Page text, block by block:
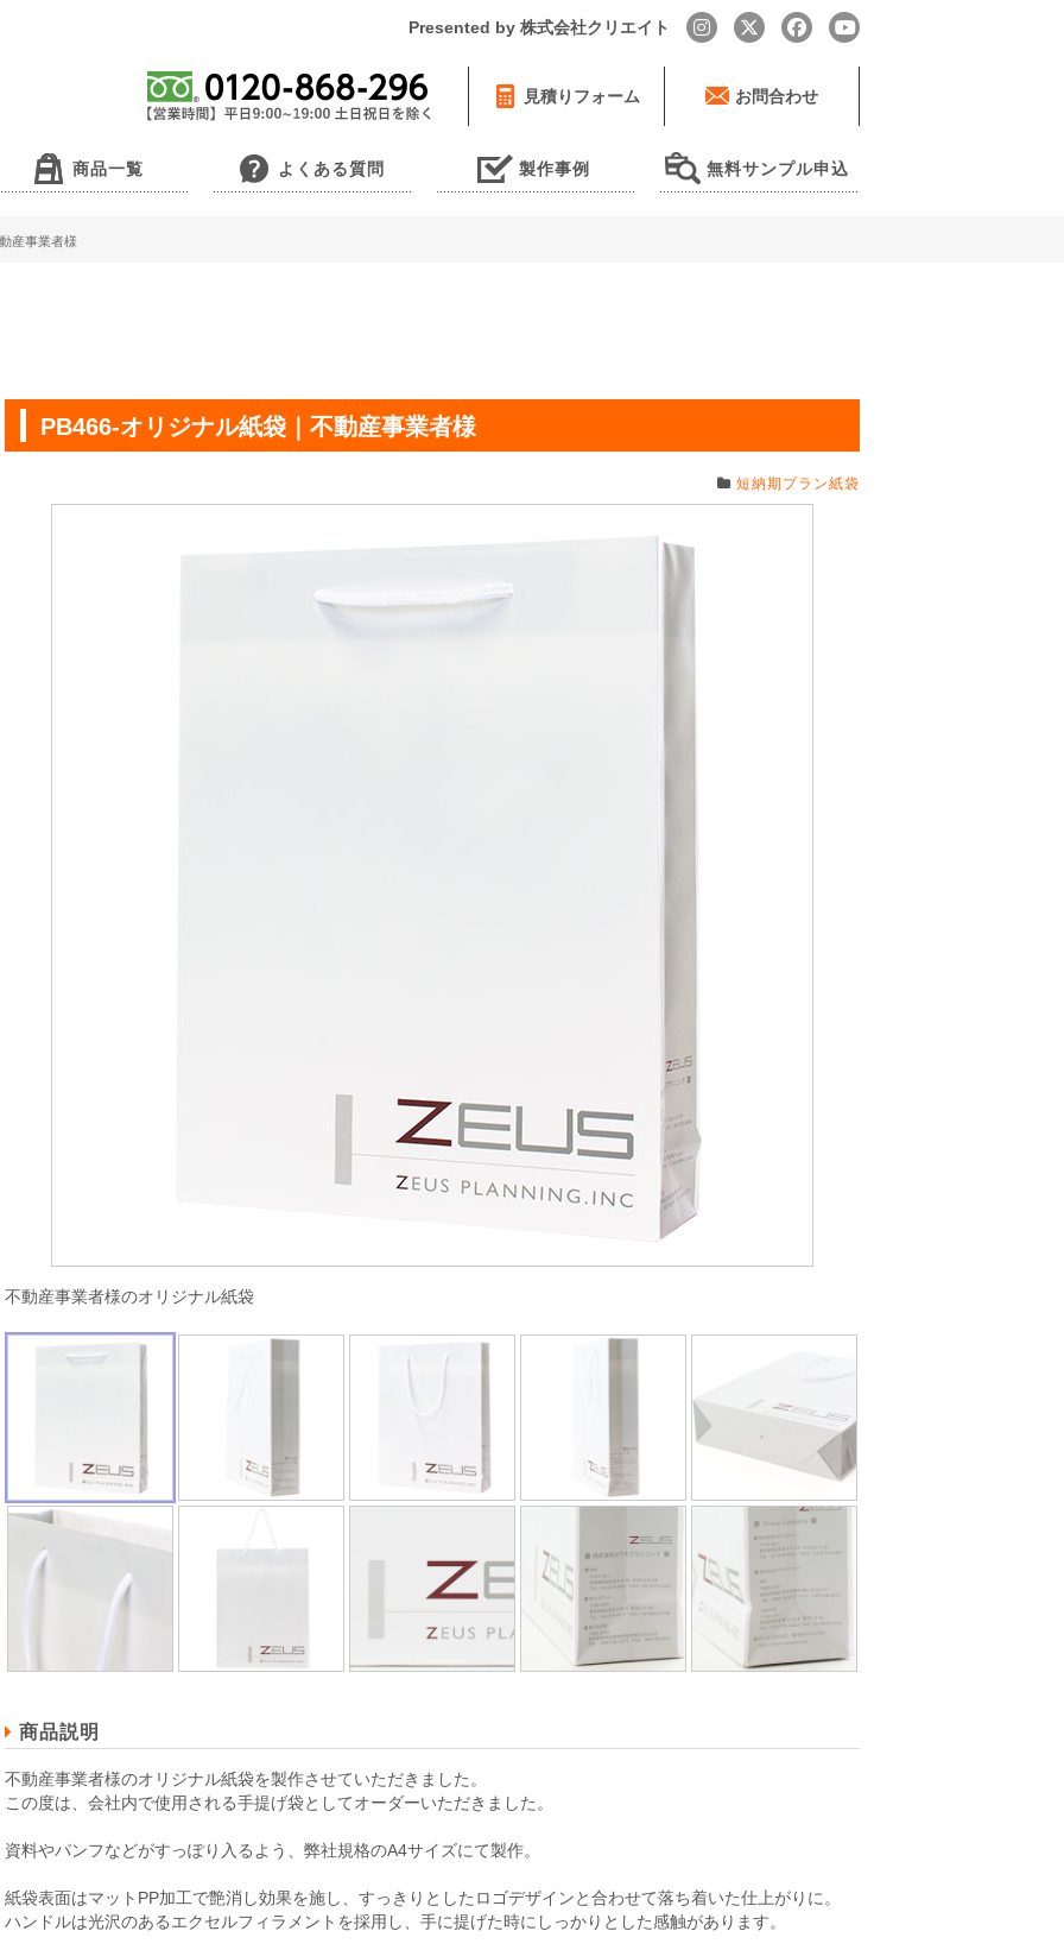
Presented by 株式会社クリエイト
見積りフォーム お問合わせ
商品一覧 よくある質問 製作事例 無料サンプル申込
産事業者様
PB466-オリジナル紙袋｜不動産事業者様
短納期プラン紙袋
不動産事業者様のオリジナル紙袋
商品説明
不動産事業者様のオリジナル紙袋を製作させていただきました。
この度は、会社内で使用される手提げ袋としてオーダーいただきました。
資料やパンフなどがすっぽり入るよう、弊社規格のA4サイズにて製作。
紙袋表面はマットPP加工で艶消し効果を施し、すっきりとしたロゴデザインと合わせて落ち着いた仕上がりに。
ハンドルは光沢のあるエクセルフィラメントを採用し、手に提げた時にしっかりとした感触があります。